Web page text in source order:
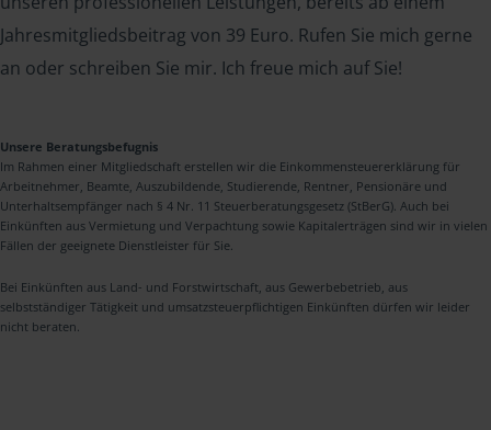
Jahresmitgliedsbeitrag von 39 Euro. Rufen Sie mich gerne
an oder schreiben Sie mir. Ich freue mich auf Sie!
Unsere Beratungsbefugnis
Im Rahmen einer Mitgliedschaft erstellen wir die Einkommensteuererklärung für
Arbeitnehmer, Beamte, Auszubildende, Studierende, Rentner, Pensionäre und
Unterhaltsempfänger nach § 4 Nr. 11 Steuerberatungsgesetz (StBerG). Auch bei
Einkünften aus Vermietung und Verpachtung sowie Kapitalerträgen sind wir in vielen
Fällen der geeignete Dienstleister für Sie.
Bei Einkünften aus Land- und Forstwirtschaft, aus Gewerbebetrieb, aus
selbstständiger Tätigkeit und umsatzsteuerpflichtigen Einkünften dürfen wir leider
nicht beraten.